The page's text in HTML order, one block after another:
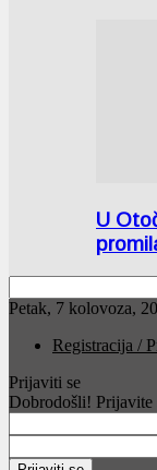
U
Petak, 7 kolovoza,
Registracija /
Prijaviti se
Dobrodošli! Prijavite